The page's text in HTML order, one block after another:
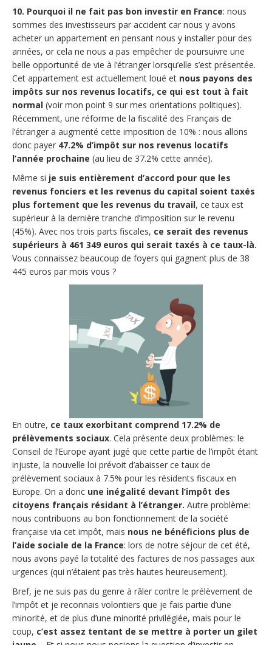
10. Pourquoi il ne fait pas bon investir en France: nous
sommes des investisseurs par accident car nous y avons
acheter un appartement en pensant nous y installer pour des
années, or cela ne nous a pas empêcher de poursuivre une
belle opportunité de vie à l’étranger lorsqu’elle s’est présentée.
Cet appartement est actuellement loué et nous payons des
impôts sur nos revenus locatifs, ce qui est tout à fait
normal (voir mon point 9 sur mes orientations politiques).
Récemment, une réforme de la fiscalité des Français de
l’étranger a augmenté cette imposition de 10% : nous allons
donc payer 47.2% d’impôt sur nos revenus locatifs
l’année prochaine (au lieu de 37.2% cette année).
Même si je suis entièrement d’accord pour que les
revenus fonciers et les revenus du capital soient taxés
plus fortement que les revenus du travail, ce taux est
supérieur à la dernière tranche d’imposition sur le revenu
(45%). Avec nos trois parts fiscales, ce serait des revenus
supérieurs à 461 349 euros qui serait taxés à ce taux-là.
Vous connaissez beaucoup de foyers qui gagnent plus de 38
445 euros par mois vous ?
En outre, ce taux exorbitant comprend 17.2% de
prélèvements sociaux. Cela présente deux problèmes: le
Conseil de l’Europe ayant jugé que cette partie de l’impôt étant
injuste, la nouvelle loi prévoit d’abaisser ce taux de
prélèvement sociaux à 7.5% pour les résidents fiscaux en
Europe. On a donc une inégalité devant l’impôt des
citoyens français résidant à l’étranger. Autre problème:
nous contribuons au bon fonctionnement de la société
française via cet impôt, mais nous ne bénéficions plus de
l’aide sociale de la France: lors de notre séjour de cet été,
nous avons payé la totalité des factures de nos passages aux
urgences (qui n’étaient pas très hautes heureusement).
Bref, je ne suis pas du genre à râler contre le prélèvement de
l’impôt et je reconnais volontiers que je fais partie d’une
minorité, et de plus d’une minorité privilégiée, mais pour le
coup, c’est assez tentant de se mettre à porter un gilet